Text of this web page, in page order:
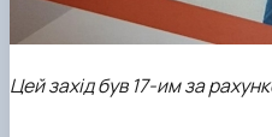
Цей захід був 17-им за